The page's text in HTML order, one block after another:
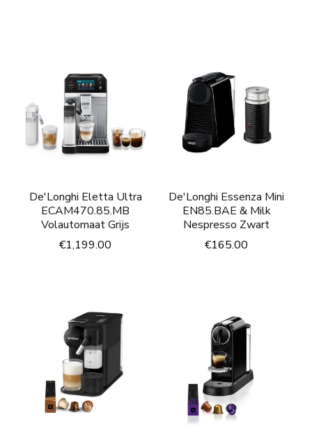
De'Longhi Eletta Ultra
ECAM470.85.MB
Volautomaat Grijs
€1,199.00
De'Longhi Essenza Mini
EN85.BAE & Milk
Nespresso Zwart
€165.00